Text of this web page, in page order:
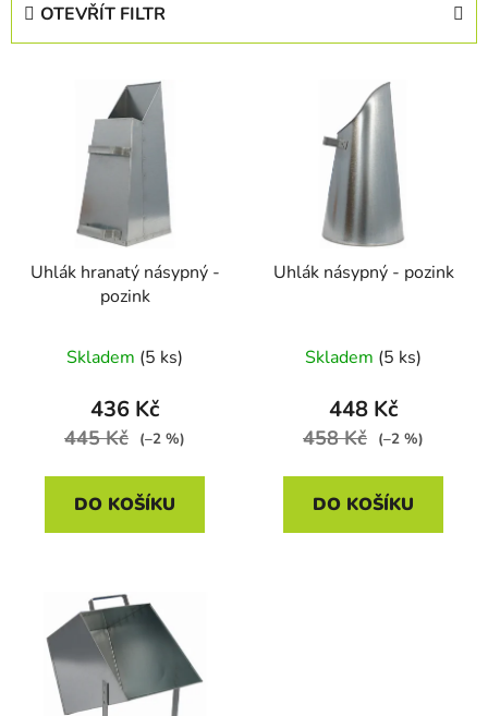
OTEVŘÍT FILTR
Uhlák hranatý násypný -
pozink
Skladem (5 ks)
436 Kč
445 Kč (–2 %)
DO KOŠÍKU
Uhlák násypný - pozink
Skladem (5 ks)
448 Kč
458 Kč (–2 %)
DO KOŠÍKU